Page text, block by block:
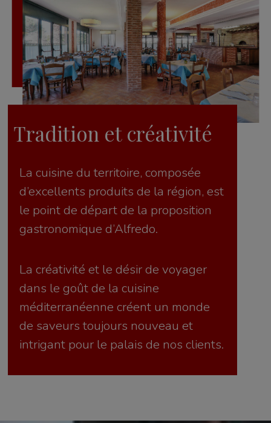
Tradition et créativité
La cuisine du territoire, composée
d’excellents produits de la région, est
le point de départ de la proposition
gastronomique d’Alfredo.
La créativité et le désir de voyager
dans le goût de la cuisine
méditerranéenne créent un monde
de saveurs toujours nouveau et
intrigant pour le palais de nos clients.